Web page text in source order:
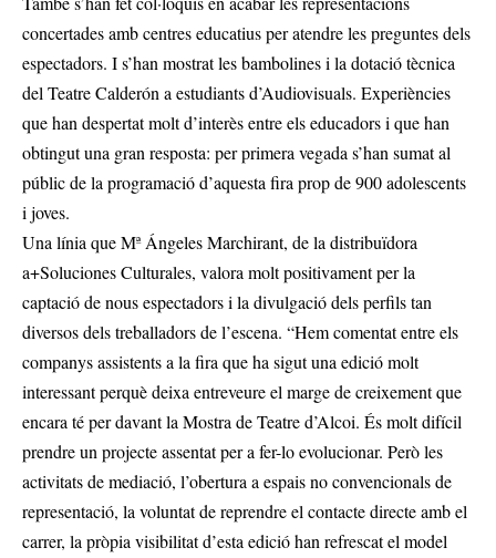
concertades amb centres educatius per atendre les preguntes dels
espectadors. I s’han mostrat les bambolines i la dotació tècnica
del Teatre Calderón a estudiants d’Audiovisuals. Experiències
que han despertat molt d’interès entre els educadors i que han
obtingut una gran resposta: per primera vegada s’han sumat al
públic de la programació d’aquesta fira prop de 900 adolescents
i joves.
Una línia que Mª Ángeles Marchirant, de la distribuïdora
a+Soluciones Culturales, valora molt positivament per la
captació de nous espectadors i la divulgació dels perfils tan
diversos dels treballadors de l’escena. “Hem comentat entre els
companys assistents a la fira que ha sigut una edició molt
interessant perquè deixa entreveure el marge de creixement que
encara té per davant la Mostra de Teatre d’Alcoi. És molt difícil
prendre un projecte assentat per a fer-lo evolucionar. Però les
activitats de mediació, l’obertura a espais no convencionals de
representació, la voluntat de reprendre el contacte directe amb el
carrer, la pròpia visibilitat d’esta edició han refrescat el model